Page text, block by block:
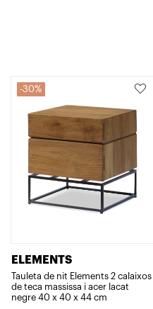
30%
ELEMENTS
Tauleta de nit Elements 2 calaixos
de teca massissa i acer lacat
negre 40 x 40 x 44 cm